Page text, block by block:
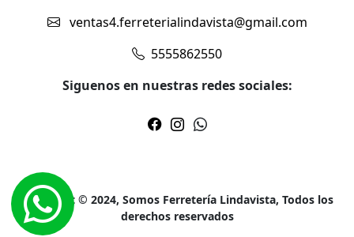
ventas4.ferreterialindavista@gmail.com
5555862550
Siguenos en nuestras redes sociales:
Copyright © 2024, Somos Ferretería Lindavista, Todos los
derechos reservados